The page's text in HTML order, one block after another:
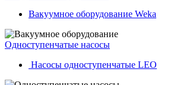
Вакуумное оборудование Weka
Одноступенчатые насосы
Насосы одноступенчатые LEO